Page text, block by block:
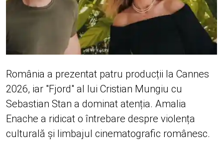
România a prezentat patru producții la Cannes
2026, iar "Fjord" al lui Cristian Mungiu cu
Sebastian Stan a dominat atenția. Amalia
Enache a ridicat o întrebare despre violența
culturală și limbajul cinematografic românesc.